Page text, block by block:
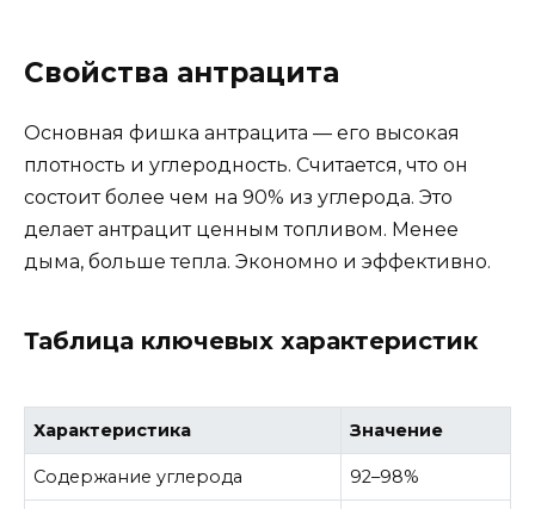
Свойства антрацита
Основная фишка антрацита — его высокая
плотность и углеродность. Считается, что он
состоит более чем на 90% из углерода. Это
делает антрацит ценным топливом. Менее
дыма, больше тепла. Экономно и эффективно.
Таблица ключевых характеристик
Характеристика Значение
Содержание углерода 92–98%